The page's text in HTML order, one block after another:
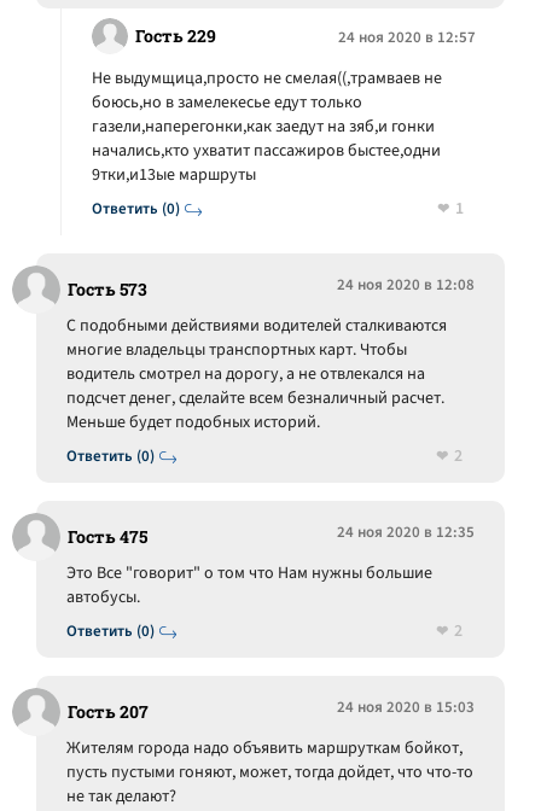
Гость 229 24 ноя 2020 в 12:57
Ответить (0)
Не выдумщица,просто не смелая((,трамваев не
боюсь,но в замелекесье едут только
газели,наперегонки,как заедут на зяб,и гонки
начались,кто ухватит пассажиров быстее,одни
9тки,и13ые маршруты
1
Гость 573 24 ноя 2020 в 12:08
Ответить (0)
С подобными действиями водителей сталкиваются
многие владельцы транспортных карт. Чтобы
водитель смотрел на дорогу, а не отвлекался на
подсчет денег, сделайте всем безналичный расчет.
Меньше будет подобных историй.
2
Гость 475 24 ноя 2020 в 12:35
Ответить (0)
Это Все "говорит" о том что Нам нужны большие
автобусы.
2
Гость 207 24 ноя 2020 в 15:03
Жителям города надо объявить маршруткам бойкот,
пусть пустыми гоняют, может, тогда дойдет, что что-то
не так делают?